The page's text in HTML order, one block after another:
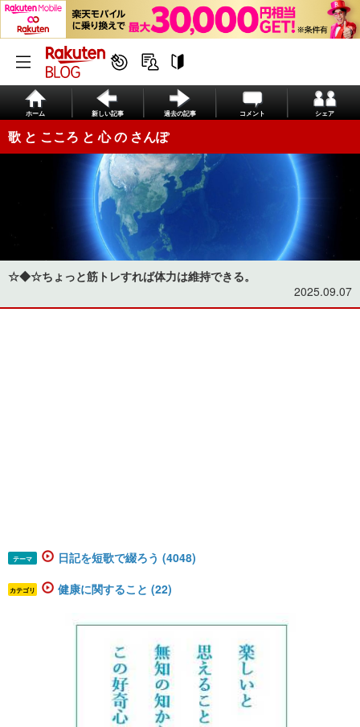
ホーム 新しい記事 過去の記事 コメント シェア
歌 と こころ と 心 の さんぽ
☆◆☆ちょっと筋トレすれば体力は維持できる。
2025.09.07
テーマ 日記を短歌で綴ろう (4048)
カテゴリ 健康に関すること (22)